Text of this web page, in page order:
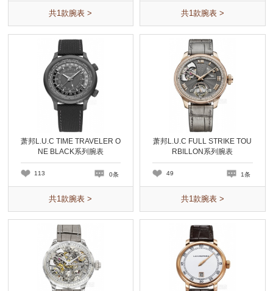
共1款腕表 > 共1款腕表 >
萧邦L.U.C TIME TRAVELER O
NE BLACK系列腕表
113 0条
共1款腕表 >
萧邦L.U.C FULL STRIKE TOU
RBILLON系列腕表
49 1条
共1款腕表 >